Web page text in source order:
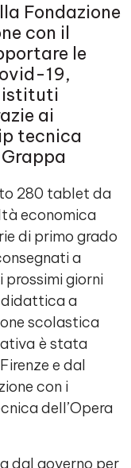
Fondazione
con il
le
19,
istituti
ai
tecnica
280 tablet da
economica
di primo grado
a
prossimi giorni
didattica a
scolastica
è stata
e dal
con i
dell’Opera
dal governo per